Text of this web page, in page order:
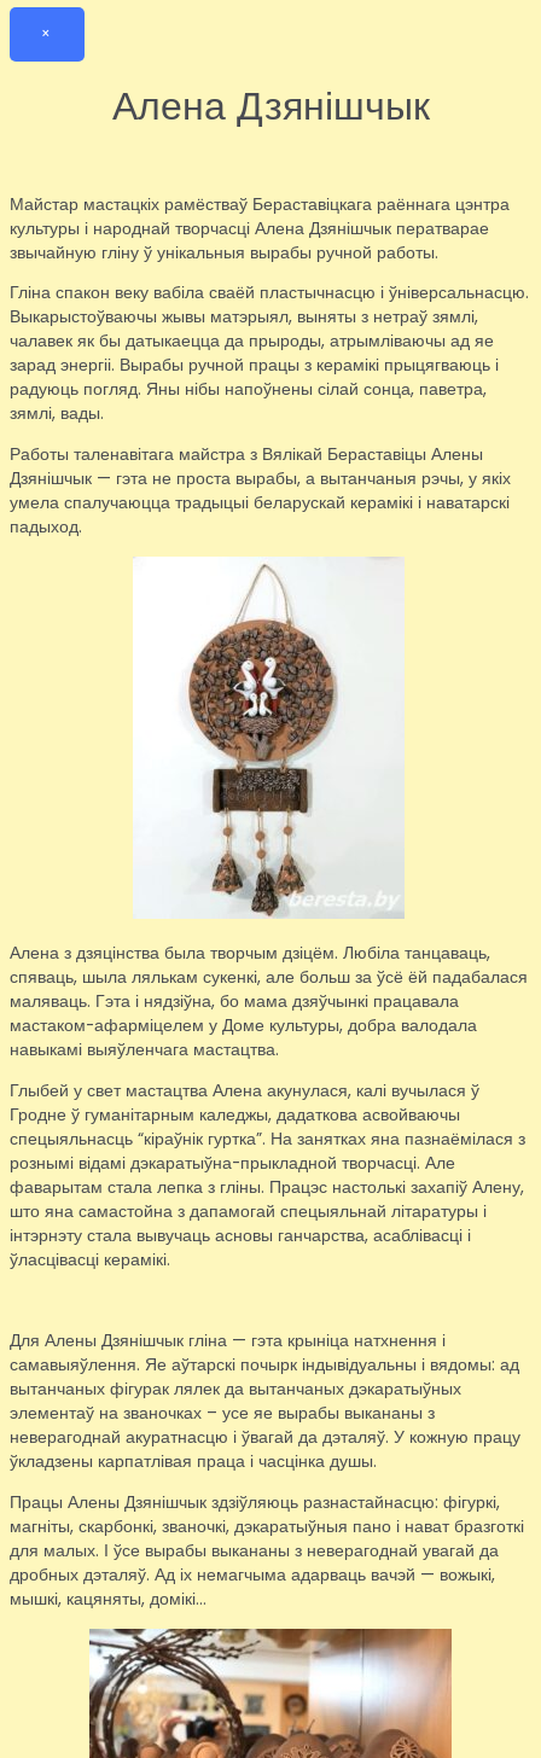
×
Алена Дзянішчык
Майстар мастацкіх рамёстваў Бераставіцкага раённага цэнтра
культуры і народнай творчасці Алена Дзянішчык ператварае
звычайную гліну ў унікальныя вырабы ручной работы.
Гліна спакон веку вабіла сваёй пластычнасцю і ўніверсальнасцю.
Выкарыстоўваючы жывы матэрыял, выняты з нетраў зямлі,
чалавек як бы датыкаецца да прыроды, атрымліваючы ад яе
зарад энергіі. Вырабы ручной працы з керамікі прыцягваюць і
радуюць погляд. Яны нібы напоўнены сілай сонца, паветра,
зямлі, вады.
Работы таленавітага майстра з Вялікай Бераставіцы Алены
Дзянішчык — гэта не проста вырабы, а вытанчаныя рэчы, у якіх
умела спалучаюцца традыцыі беларускай керамікі і наватарскі
падыход.
Алена з дзяцінства была творчым дзіцём. Любіла танцаваць,
спяваць, шыла лялькам сукенкі, але больш за ўсё ёй падабалася
маляваць. Гэта і нядзіўна, бо мама дзяўчынкі працавала
мастаком-афарміцелем у Доме культуры, добра валодала
навыкамі выяўленчага мастацтва.
Глыбей у свет мастацтва Алена акунулася, калі вучылася ў
Гродне ў гуманітарным каледжы, дадаткова асвойваючы
спецыяльнасць “кіраўнік гуртка”. На занятках яна пазнаёмілася з
рознымі відамі дэкаратыўна-прыкладной творчасці. Але
фаварытам стала лепка з гліны. Працэс настолькі захапіў Алену,
што яна самастойна з дапамогай спецыяльнай літаратуры і
інтэрнэту стала вывучаць асновы ганчарства, асаблівасці і
ўласцівасці керамікі.
Для Алены Дзянішчык гліна — гэта крыніца натхнення і
самавыяўлення. Яе аўтарскі почырк індывідуальны і вядомы: ад
вытанчаных фігурак лялек да вытанчаных дэкаратыўных
элементаў на званочках – усе яе вырабы выкананы з
неверагоднай акуратнасцю і ўвагай да дэталяў. У кожную працу
ўкладзены карпатлівая праца і часцінка душы.
Працы Алены Дзянішчык здзіўляюць разнастайнасцю: фігуркі,
магніты, скарбонкі, званочкі, дэкаратыўныя пано і нават бразготкі
для малых. І ўсе вырабы выкананы з неверагоднай увагай да
дробных дэталяў. Ад іх немагчыма адарваць вачэй — вожыкі,
мышкі, кацяняты, домікі…